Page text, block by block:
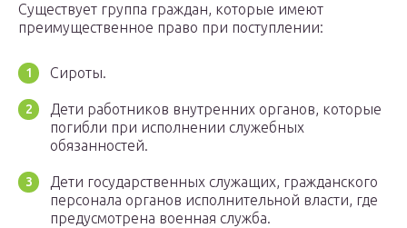
Существует группа граждан, которые имеют
преимущественное право при поступлении:
Сироты.
Дети работников внутренних органов, которые
погибли при исполнении служебных
обязанностей.
Дети государственных служащих, гражданского
персонала органов исполнительной власти, где
предусмотрена военная служба.